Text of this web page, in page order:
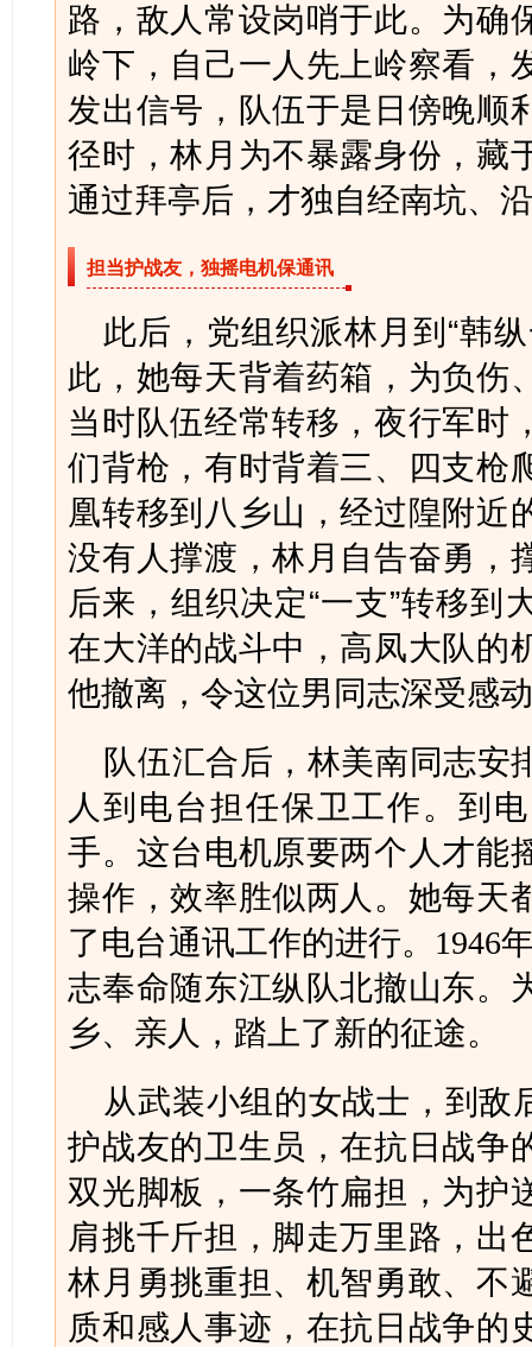
路，敌人常设岗哨于此。为确
岭下，自己一人先上岭察看，
发出信号，队伍于是日傍晚顺
径时，林月为不暴露身份，藏
通过拜亭后，才独自经南坑、
担当护战友，独摇电机保通讯
此后，党组织派林月到“韩
此，她每天背着药箱，为负伤
当时队伍经常转移，夜行军时
们背枪，有时背着三、四支枪
凰转移到八乡山，经过隍附近
没有人撑渡，林月自告奋勇，
后来，组织决定“一支”转移到
在大洋的战斗中，高凤大队的
他撤离，令这位男同志深受感
队伍汇合后，林美南同志安
人到电台担任保卫工作。到
手。这台电机原要两个人才能
操作，效率胜似两人。她每天
了电台通讯工作的进行。1946
志奉命随东江纵队北撤山东。
乡、亲人，踏上了新的征途。
从武装小组的女战士，到敌
护战友的卫生员，在抗日战争
双光脚板，一条竹扁担，为护
肩挑千斤担，脚走万里路，出
林月勇挑重担、机智勇敢、不
质和感人事迹，在抗日战争的